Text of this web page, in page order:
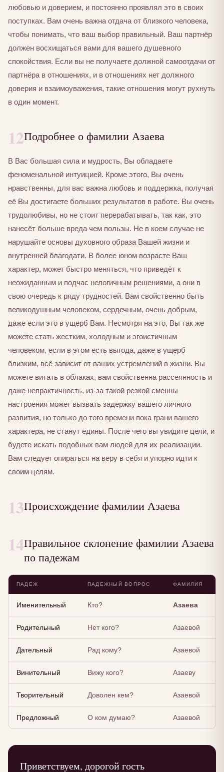
любовью и доверием, и постоянно проявлял это в своих
поступках. Вам очень важна отдача от близкого человека,
чтобы понимать, что ваш выбор правильный. Ваш партнёр
должен восхищаться вами для вашего душевного
спокойствия. Если вы не получаете должной самоотдачи от
партнёра в отношениях, и в отношениях нет должного
доверия и взаимоуважения, такие отношения могут рухнуть
в один момент.
12Подробнее о фамилии Азаева
В Вас большая сила и мудрость, Вы обладаете
феноменальной интуицией. Кроме этого, Вы очень
нравственны, для вас важна любовь и поддержка, получая
её Вы достигаете больших результатов в работе. Вы очень
трудолюбивы, но не стоит перерабатывать, так как, это
нанесёт больше вреда чем пользы. Не в коем случае не
нарушайте основы духовного образа Вашей жизни и
внутренней благодати. В более юном возрасте Ваш
характер, может быстро меняться, что приведёт к
неожиданным и подчас нелогичным решениями, а они в
свою очередь к ряду трудностей. Вам свойственно быть
великодушным человеком, сердечным, очень добрым,
даже если это в ущерб Вам. Несмотря на это, Вы так же
можете стать жестким, холодным и эгоистичным
человеком, если в этом есть выгода, даже в ущерб
близким, всё зависит от ваших устремлений в жизни. Вы
можете витать в облаках, вам свойственна рассеянность и
даже непрактичность, из-за такой резкой сменны
настроения может вызвать задержку вашего личного
развития, но только до того времени пока грани вашего
характера, не станут едины. После чего вы увидите цели, и
будете искать подобных вам людей для их реализации.
Вам следует опираться на веру в себя и упорно идти к
своим целям.
13Происхождение фамилии Азаева
14Правильное склонение фамилии Азаева
по падежам
ПАДЕЖ ПАДЕЖНЫЙ ВОПРОС ФАМИЛИЯ
Именительный Кто? Азаева
Родительный Нет кого? Азаевой
Дательный Рад кому? Азаевой
Винительный Вижу кого? Азаеву
Творительный Доволен кем? Азаевой
Предложный О ком думаю? Азаевой
Приветствуем, дорогой гость